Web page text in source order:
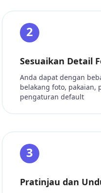
2
Sesuaikan Detail
Anda dapat dengan
belakang foto, pakaian,
pengaturan default
3
Pratinjau dan